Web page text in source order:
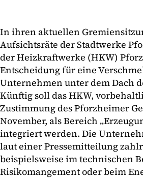
In ihren aktuellen
Aufsichtsräte der Stadtwerke
der Heizkraftwerke (HKW)
Entscheidung für eine
Unternehmen unter dem Dach
Künftig soll das HKW,
Zustimmung des Pforzheimer
November, als Bereich
integriert werden. Die
laut einer Pressemitteilung
beispielsweise im technischen
Risikomangement oder beim